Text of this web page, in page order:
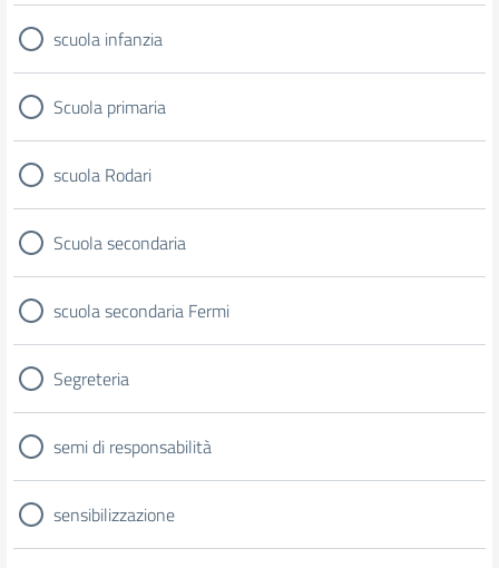
scuola infanzia
Scuola primaria
scuola Rodari
Scuola secondaria
scuola secondaria Fermi
Segreteria
semi di responsabilità
sensibilizzazione